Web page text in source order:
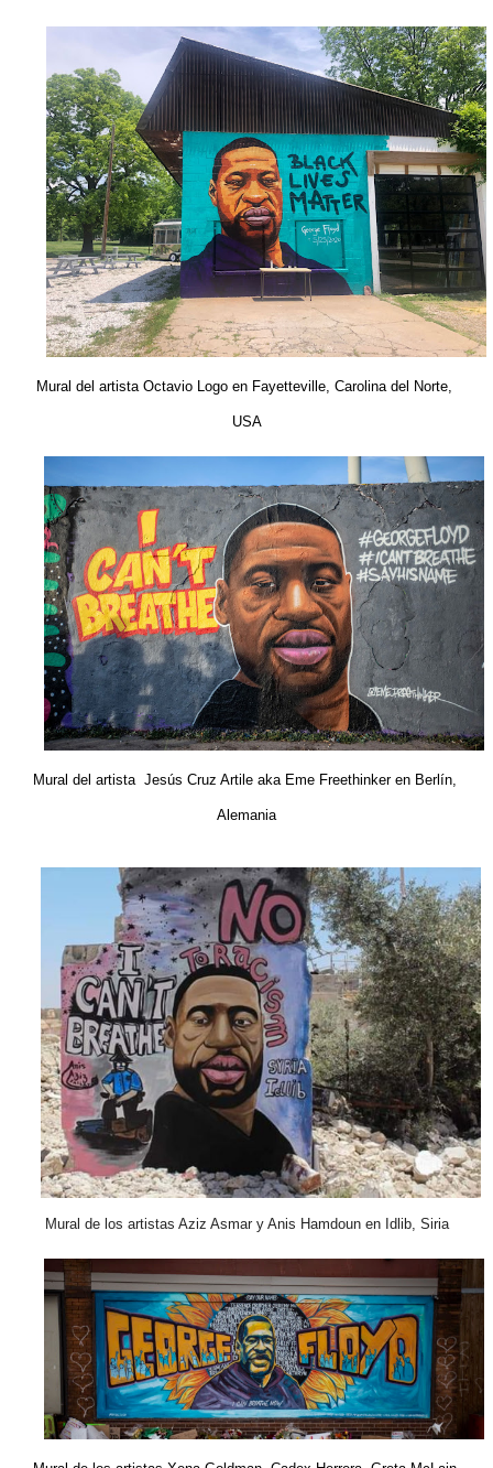
Mural del artista Octavio Logo en Fayetteville, Carolina del Norte,
USA
Mural del artista Jesús Cruz Artile aka Eme Freethinker en Berlín,
Alemania
Mural de los artistas Aziz Asmar y Anis Hamdoun en Idlib, Siria